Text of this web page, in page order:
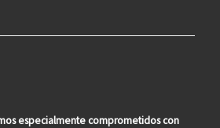
especialmente comprometidos con